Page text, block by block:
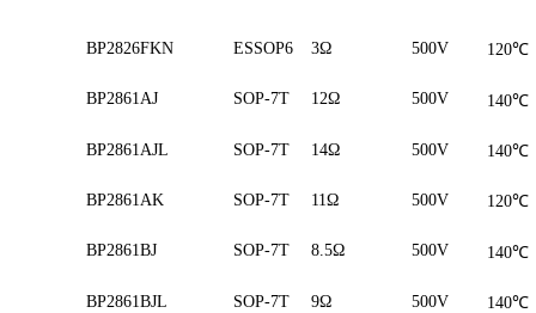
BP2826FKN ESSOP6 3Ω 500V 120℃
BP2861AJ SOP-7T 12Ω 500V 140℃
BP2861AJL SOP-7T 14Ω 500V 140℃
BP2861AK SOP-7T 11Ω 500V 120℃
BP2861BJ SOP-7T 8.5Ω 500V 140℃
BP2861BJL SOP-7T 9Ω 500V 140℃